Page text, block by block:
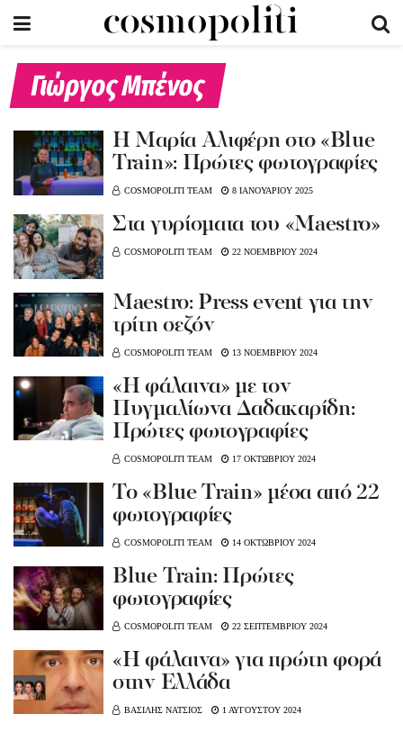
Γιώργος Μπένος
H Mαρία Αλιφέρη στο «Βlue
Train»: Πρώτες φωτογραφίες
COSMOPOLITI TEAM 8 ΙΑΝΟΥΑΡΙΟΥ 2025
Στα γυρίσματα του «Maestro»
COSMOPOLITI TEAM 22 ΝΟΕΜΒΡΙΟΥ 2024
Μaestro: Press event για την
τρίτη σεζόν
COSMOPOLITI TEAM 13 ΝΟΕΜΒΡΙΟΥ 2024
«Η φάλαινα» με τον
Πυγμαλίωνα Δαδακαρίδη:
Πρώτες φωτογραφίες
COSMOPOLITI TEAM 17 ΟΚΤΩΒΡΙΟΥ 2024
To «Βlue Train» μέσα από 22
φωτογραφίες
COSMOPOLITI TEAM 14 ΟΚΤΩΒΡΙΟΥ 2024
Blue Train: Πρώτες
φωτογραφίες
COSMOPOLITI TEAM 22 ΣΕΠΤΕΜΒΡΙΟΥ 2024
«Η φάλαινα» για πρώτη φορά
στην Ελλάδα
ΒΑΣΙΛΗΣ ΝΑΤΣΙΟΣ 1 ΑΥΓΟΥΣΤΟΥ 2024